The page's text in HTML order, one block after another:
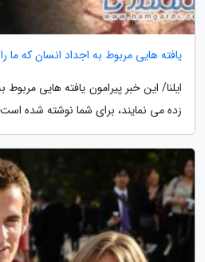
یافته هایی مربوط به اجداد انسان که ما
ایلنا/ این خبر پیرامون یافته هایی
زده می نمایند، برای شما نوشته شده